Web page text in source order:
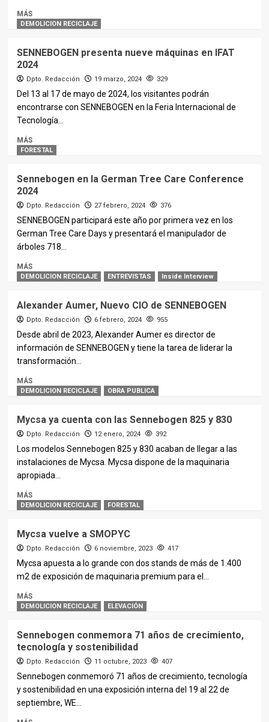
MÁS
DEMOLICION RECICLAJE
SENNEBOGEN presenta nueve máquinas en IFAT
2024
Dpto. Redacción 19 marzo, 2024 329
Del 13 al 17 de mayo de 2024, los visitantes podrán
encontrarse con SENNEBOGEN en la Feria Internacional de
Tecnología...
MÁS
FORESTAL
Sennebogen en la German Tree Care Conference
2024
Dpto. Redacción 27 febrero, 2024 376
SENNEBOGEN participará este año por primera vez en los
German Tree Care Days y presentará el manipulador de
árboles 718...
MÁS
DEMOLICION RECICLAJE ENTREVISTAS Inside Interview
Alexander Aumer, Nuevo CIO de SENNEBOGEN
Dpto. Redacción 6 febrero, 2024 955
Desde abril de 2023, Alexander Aumer es director de
información de SENNEBOGEN y tiene la tarea de liderar la
transformación...
MÁS
DEMOLICION RECICLAJE OBRA PUBLICA
Mycsa ya cuenta con las Sennebogen 825 y 830
Dpto. Redacción 12 enero, 2024 392
Los modelos Sennebogen 825 y 830 acaban de llegar a las
instalaciones de Mycsa. Mycsa dispone de la maquinaria
apropiada...
MÁS
DEMOLICION RECICLAJE FORESTAL
Mycsa vuelve a SMOPYC
Dpto. Redacción 6 noviembre, 2023 417
Mycsa apuesta a lo grande con dos stands de más de 1.400
m2 de exposición de maquinaria premium para el...
MÁS
DEMOLICION RECICLAJE ELEVACIÓN
Sennebogen conmemora 71 años de crecimiento,
tecnología y sostenibilidad
Dpto. Redacción 11 octubre, 2023 407
Sennebogen conmemoró 71 años de crecimiento, tecnología
y sostenibilidad en una exposición interna del 19 al 22 de
septiembre, WE...